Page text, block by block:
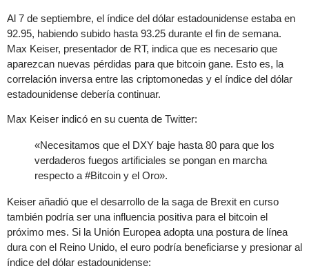
Al 7 de septiembre, el índice del dólar estadounidense estaba en
92.95, habiendo subido hasta 93.25 durante el fin de semana.
Max Keiser, presentador de RT, indica que es necesario que
aparezcan nuevas pérdidas para que bitcoin gane. Esto es, la
correlación inversa entre las criptomonedas y el índice del dólar
estadounidense debería continuar.
Max Keiser indicó en su cuenta de Twitter:
«Necesitamos que el DXY baje hasta 80 para que los
verdaderos fuegos artificiales se pongan en marcha
respecto a #Bitcoin y el Oro».
Keiser añadió que el desarrollo de la saga de Brexit en curso
también podría ser una influencia positiva para el bitcoin el
próximo mes. Si la Unión Europea adopta una postura de línea
dura con el Reino Unido, el euro podría beneficiarse y presionar al
índice del dólar estadounidense: